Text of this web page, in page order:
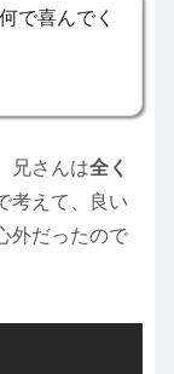
で喜んでく
兄さんは全く
考えて、良い
外だったので